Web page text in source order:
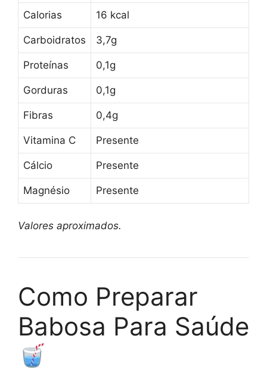
Calorias 16 kcal
Carboidratos 3,7g
Proteínas 0,1g
Gorduras 0,1g
Fibras 0,4g
Vitamina C Presente
Cálcio Presente
Magnésio Presente
Valores aproximados.
Como Preparar
Babosa Para Saúde